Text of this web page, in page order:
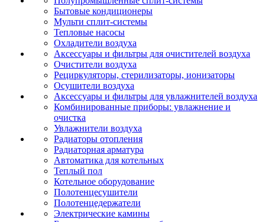
Бытовые кондиционеры
Мульти сплит-системы
Тепловые насосы
Охладители воздуха
Аксессуары и фильтры для очистителей воздуха
Очистители воздуха
Рециркуляторы, стерилизаторы, ионизаторы
Осушители воздуха
Аксессуары и фильтры для увлажнителей воздуха
Комбинированные приборы: увлажнение и
очистка
Увлажнители воздуха
Радиаторы отопления
Радиаторная арматура
Автоматика для котельных
Теплый пол
Котельное оборудование
Полотенцесушители
Полотенцедержатели
Электрические камины